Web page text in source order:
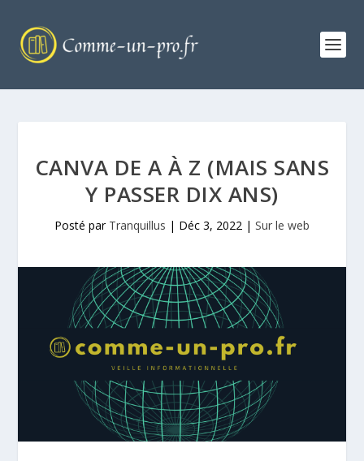
CANVA DE A À Z (MAIS SANS
Y PASSER DIX ANS)
Posté par Tranquillus | Déc 3, 2022 | Sur le web